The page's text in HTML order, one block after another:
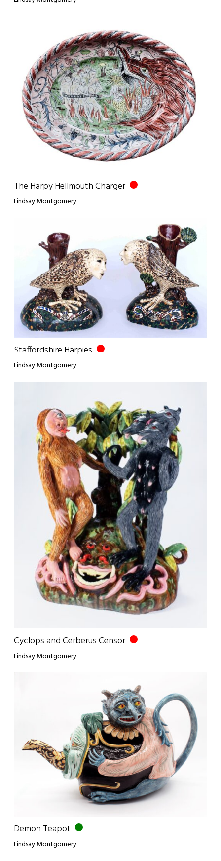
The Harpy Hellmouth Charger
Lindsay Montgomery
Staffordshire Harpies
Lindsay Montgomery
Cyclops and Cerberus Censor
Lindsay Montgomery
Demon Teapot
Lindsay Montgomery